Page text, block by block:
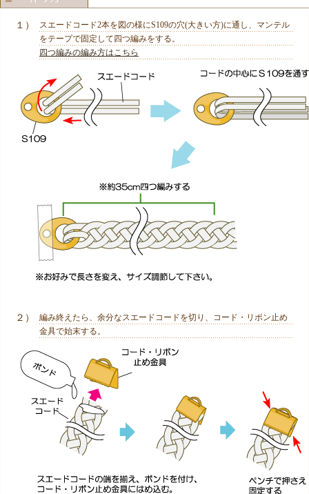
１）
スエードコード2本を図の様にS109の穴(大きい方)に通し、マンテル
をテープで固定して四つ編みをする。
四つ編みの編み方はこちら
２）
編み終えたら、余分なスエードコードを切り、コード・リボン止め
金具で始末する。